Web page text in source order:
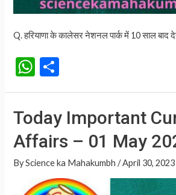
Q. हरियाणा के कालेसर नेशनल पार्क में 10 साल बाद
W
h
at
s
A
p
p
h
ar
e
Today Important
Affairs – 01 May
ByScience ka Mahakumbh /April 30, 2023